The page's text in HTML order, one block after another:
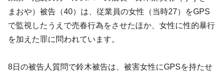
まおや）被告（40）は、従業員の女性（当時27）をGPS
で監視したうえで売春行為をさせたほか、女性に性的暴行
を加えた罪に問われています。
8日の被告人質問で鈴木被告は、被害女性にGPSを持たせ